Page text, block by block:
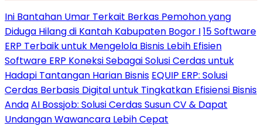
Ini Bantahan Umar Terkait Berkas Pemohon yang
Diduga Hilang di Kantah Kabupaten Bogor I15 Software
ERP Terbaik untuk Mengelola Bisnis Lebih Efisien
Software ERP Koneksi Sebagai Solusi Cerdas untuk
Hadapi Tantangan Harian Bisnis EQUIP ERP: Solusi
Cerdas Berbasis Digital untuk Tingkatkan Efisiensi Bisnis
AndaAI Bossjob: Solusi Cerdas Susun CV & Dapat
Undangan Wawancara Lebih Cepat